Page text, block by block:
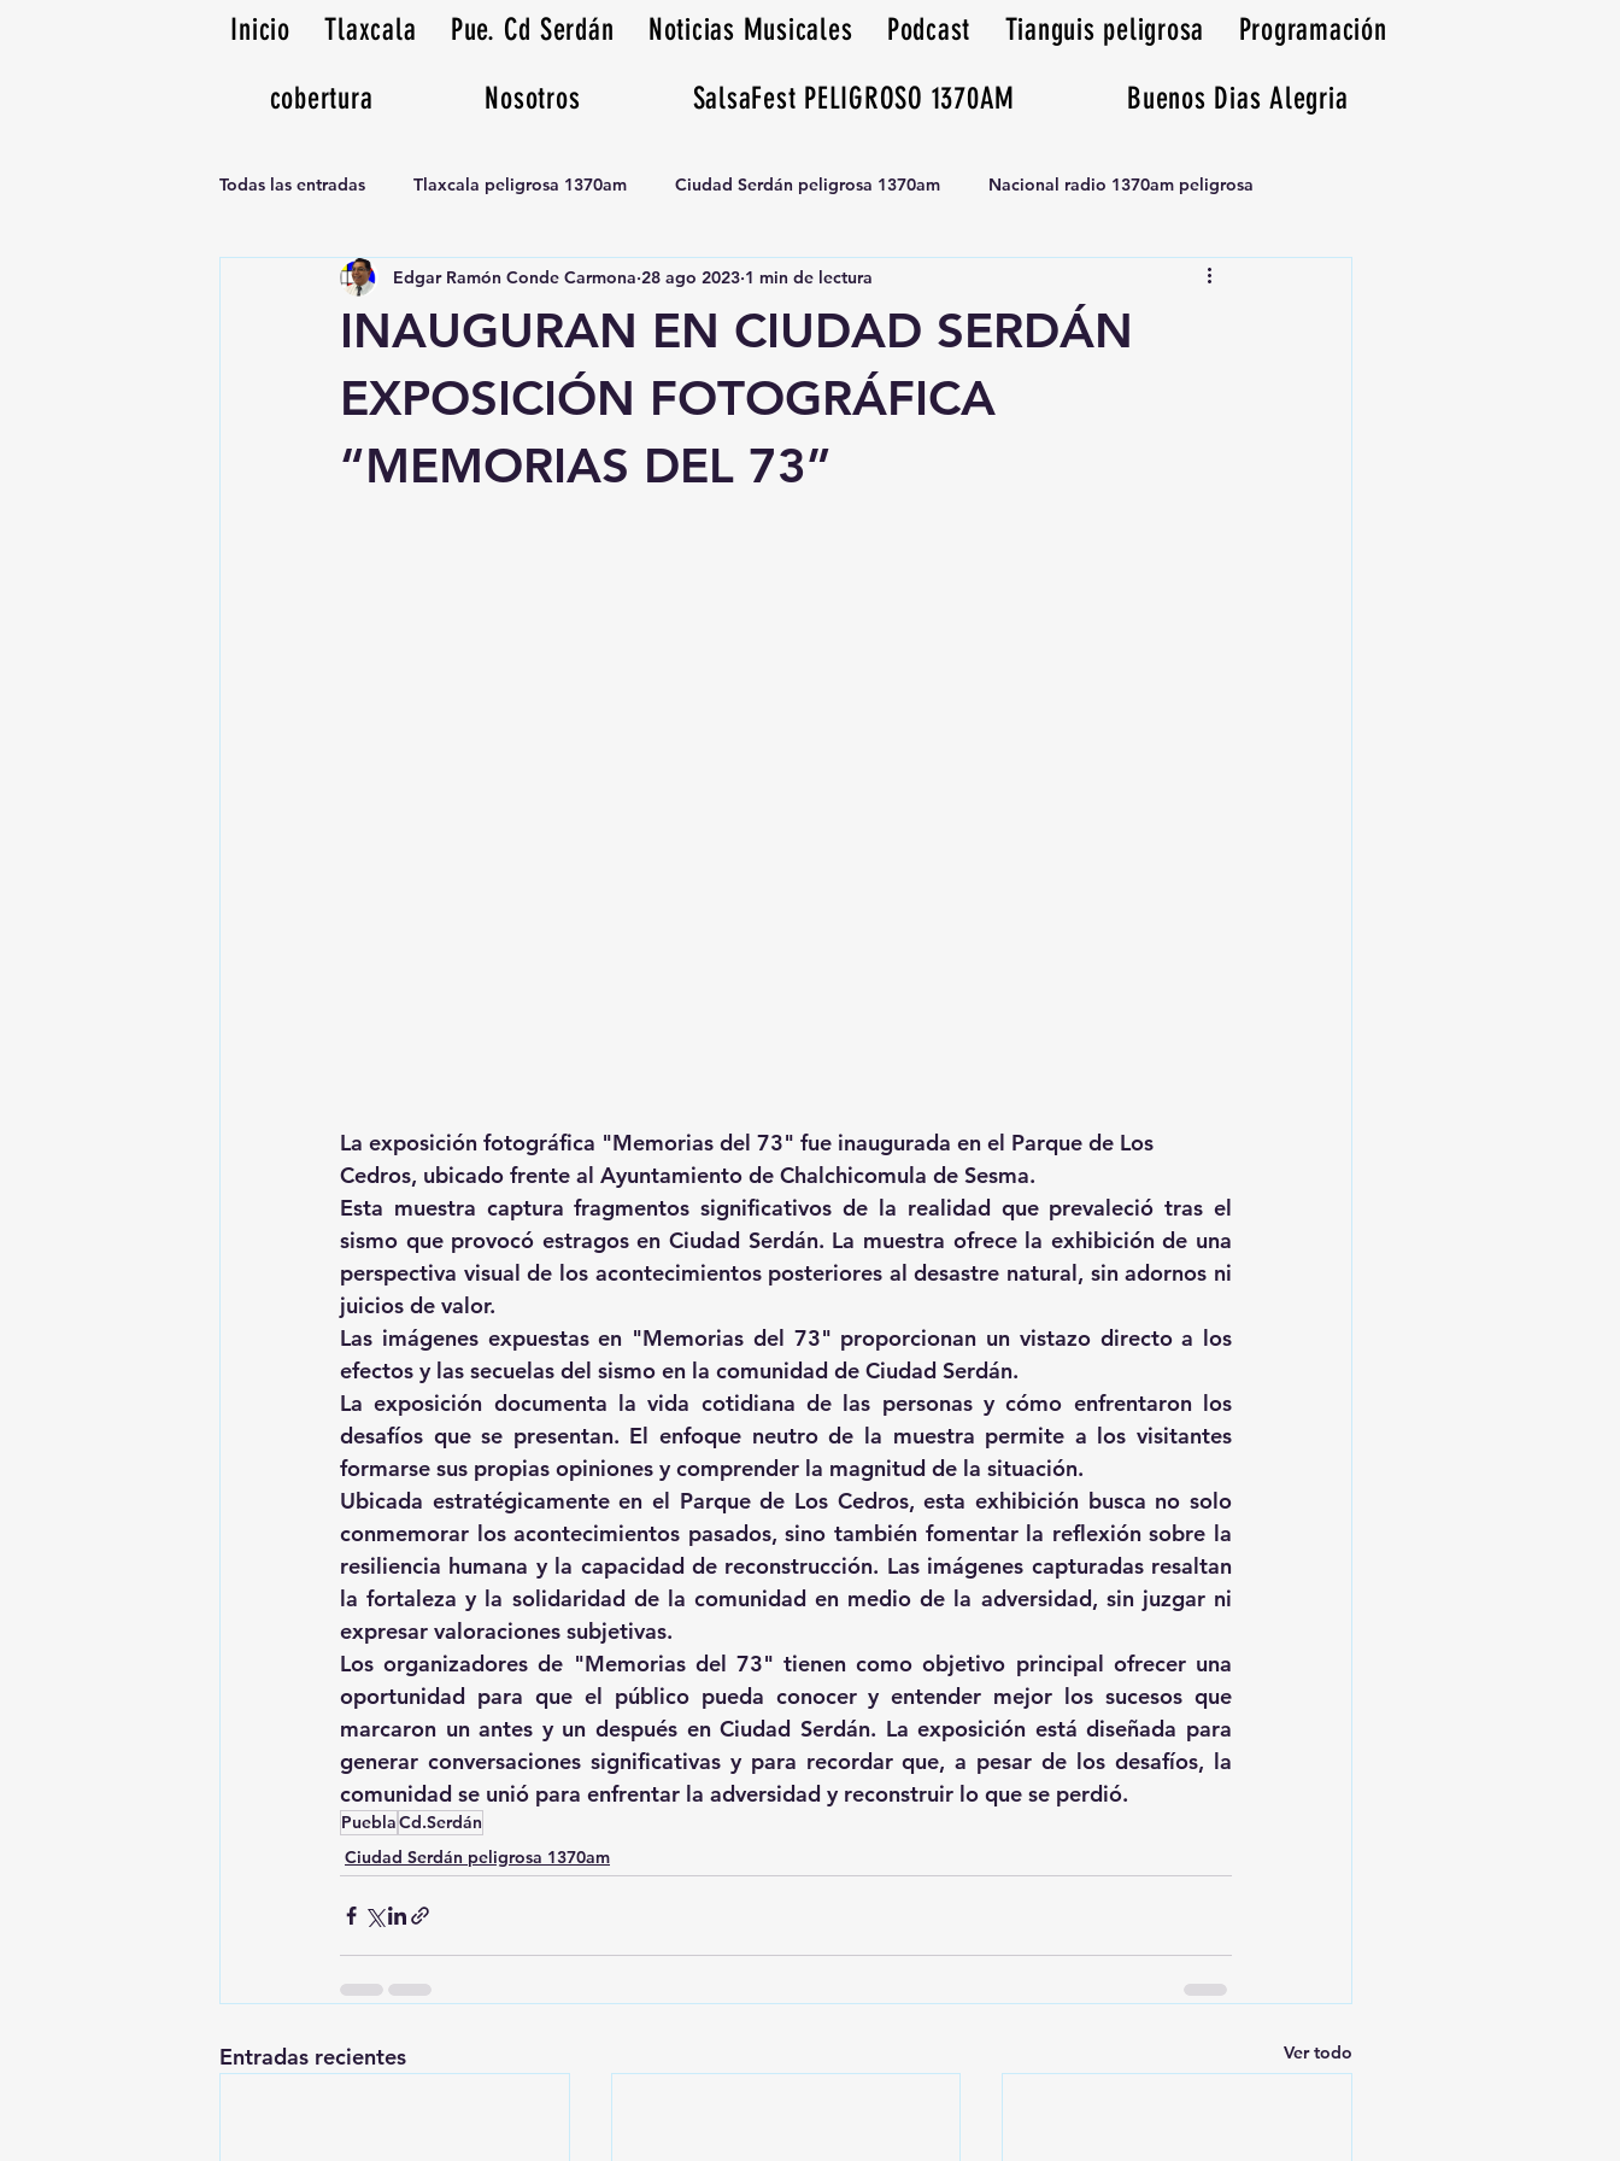
Inicio Tlaxcala Pue. Cd Serdán Noticias Musicales Podcast Tianguis peligrosa
Programación
cobertura
Nosotros SalsaFest PELIGROSO 1370AM Buenos Dias Alegria
Todas las entradas Tlaxcala peligrosa 1370am Ciudad Serdán peligrosa 1370am Nacional radio 1370am peligrosa
Noticias Musicales radio 1370am Tianguis peligrosa 1370am huamantla
INAUGURAN EN CIUDAD SERDÁN
EXPOSICIÓN FOTOGRÁFICA
“MEMORIAS DEL 73”
Edgar Ramón Conde Carmona 28 ago 2023 1 min de lectura
La exposición fotográfica "Memorias del 73" fue inaugurada en el Parque de Los
Cedros, ubicado frente al Ayuntamiento de Chalchicomula de Sesma.
Esta muestra captura fragmentos significativos de la realidad que prevaleció tras el
sismo que provocó estragos en Ciudad Serdán. La muestra ofrece la exhibición de una
perspectiva visual de los acontecimientos posteriores al desastre natural, sin adornos ni
juicios de valor.
Las imágenes expuestas en "Memorias del 73" proporcionan un vistazo directo a los
efectos y las secuelas del sismo en la comunidad de Ciudad Serdán.
La exposición documenta la vida cotidiana de las personas y cómo enfrentaron los
desafíos que se presentan. El enfoque neutro de la muestra permite a los visitantes
formarse sus propias opiniones y comprender la magnitud de la situación.
Ubicada estratégicamente en el Parque de Los Cedros, esta exhibición busca no solo
conmemorar los acontecimientos pasados, sino también fomentar la reflexión sobre la
resiliencia humana y la capacidad de reconstrucción. Las imágenes capturadas resaltan
la fortaleza y la solidaridad de la comunidad en medio de la adversidad, sin juzgar ni
expresar valoraciones subjetivas.
Los organizadores de "Memorias del 73" tienen como objetivo principal ofrecer una
oportunidad para que el público pueda conocer y entender mejor los sucesos que
marcaron un antes y un después en Ciudad Serdán. La exposición está diseñada para
generar conversaciones significativas y para recordar que, a pesar de los desafíos, la
comunidad se unió para enfrentar la adversidad y reconstruir lo que se perdió.
PueblaCd.Serdán
Ciudad Serdán peligrosa 1370am
Entradas recientes Ver todo